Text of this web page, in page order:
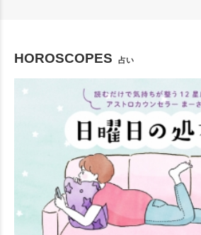
HOROSCOPES 占い